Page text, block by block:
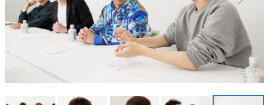
特集記事
女性向け
アプリレビュー
5 / 25